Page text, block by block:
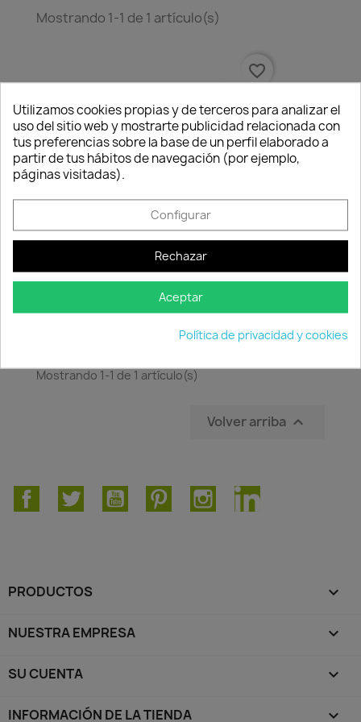
Mostrando 1-1 de 1 artículo(s)
Regadera Dinosaurio
7,00 €
favorite_border
Mostrando 1-1 de 1 artículo(s)
Volver arriba 
FacebookTwitter YouTube PinterestInstagramLinkedIn
PRODUCTOS 
NUESTRA EMPRESA 
SU CUENTA 
INFORMACIÓN DE LA TIENDA keyboard_arrow_down
Utilizamos cookies propias y de terceros para analizar el
uso del sitio web y mostrarte publicidad relacionada con
tus preferencias sobre la base de un perfil elaborado a
partir de tus hábitos de navegación (por ejemplo,
páginas visitadas).
Configurar
Rechazar
Aceptar
Política de privacidad y cookies
Consentimiento de cookies